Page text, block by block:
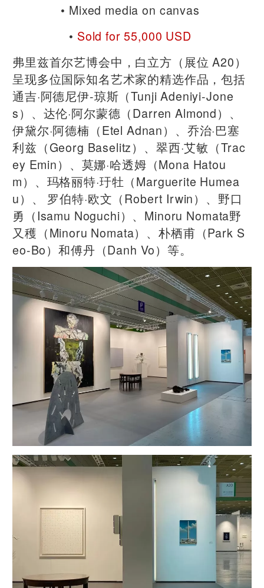
• Mixed media on canvas
• Sold for 55,000 USD
弗里兹首尔艺博会中，白立方（展位 A20）
呈现多位国际知名艺术家的精选作品，包括
通吉·阿德尼伊-琼斯（Tunji Adeniyi-Jone
s）、达伦·阿尔蒙德（Darren Almond）、
伊黛尔·阿德楠（Etel Adnan）、乔治·巴塞
利兹（Georg Baselitz）、翠西·艾敏（Trac
ey Emin）、莫娜·哈透姆（Mona Hatou
m）、玛格丽特·玗牡（Marguerite Humea
u）、 罗伯特·欧文（Robert Irwin）、野口
勇（Isamu Noguchi）、Minoru Nomata野
又穫（Minoru Nomata）、朴栖甫（Park S
eo-Bo）和傅丹（Danh Vo）等。